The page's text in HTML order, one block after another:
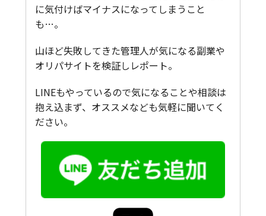
に気付けばマイナスになってしまうこと
も…。
山ほど失敗してきた管理人が気になる副業や
オリパサイトを検証しレポート。
LINEもやっているので気になることや相談は
抱え込まず、オススメなども気軽に聞いてく
ださい。